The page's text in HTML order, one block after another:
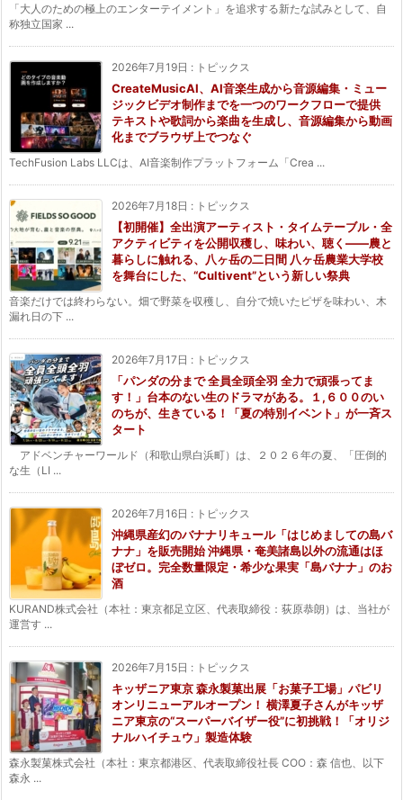
「大人のための極上のエンターテイメント」を追求する新たな試みとして、自
称独立国家 ...
2026年7月19日 : トピックス
CreateMusicAI、AI音楽生成から音源編集・ミュー
ジックビデオ制作までを一つのワークフローで提供
テキストや歌詞から楽曲を生成し、音源編集から動画
化までブラウザ上でつなぐ
TechFusion Labs LLCは、AI音楽制作プラットフォーム「Crea ...
2026年7月18日 : トピックス
【初開催】全出演アーティスト・タイムテーブル・全
アクティビティを公開収穫し、味わい、聴く——農と
暮らしに触れる、八ヶ岳の二日間 八ヶ岳農業大学校
を舞台にした、“Cultivent”という新しい祭典
音楽だけでは終わらない。畑で野菜を収穫し、自分で焼いたピザを味わい、木
漏れ日の下 ...
2026年7月17日 : トピックス
「パンダの分まで 全員全頭全羽 全力で頑張ってま
す！」台本のない生のドラマがある。１,６００のい
のちが、生きている！「夏の特別イベント」が一斉ス
タート
アドベンチャーワールド（和歌山県白浜町）は、２０２６年の夏、「圧倒的
な生（LI ...
2026年7月16日 : トピックス
沖縄県産幻のバナナリキュール「はじめましての島バ
ナナ」を販売開始 沖縄県・奄美諸島以外の流通はほ
ぼゼロ。完全数量限定・希少な果実「島バナナ」のお
酒
KURAND株式会社（本社：東京都足立区、代表取締役：荻原恭朗）は、当社が
運営す ...
2026年7月15日 : トピックス
キッザニア東京 森永製菓出展「お菓子工場」パビリ
オンリニューアルオープン！ 横澤夏子さんがキッザ
ニア東京の“スーパーバイザー役”に初挑戦！「オリジ
ナルハイチュウ」製造体験
森永製菓株式会社（本社：東京都港区、代表取締役社長 COO：森 信也、以下
森永 ...